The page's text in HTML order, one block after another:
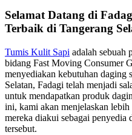
Selamat Datang di
Terbaik di Tangerang
Tumis Kulit Sapi adalah sebuah
bidang Fast Moving Consumer
menyediakan kebutuhan daging
Selatan, Fadagi telah menjadi
untuk mendapatkan produk
ini, kami akan menjelaskan
mereka diakui sebagai
tersebut.